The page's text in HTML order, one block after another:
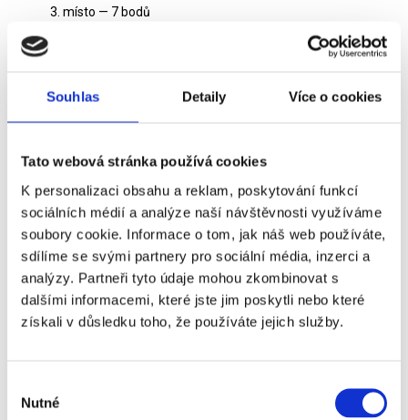
Souhlas Detaily Více o cookies
Tato webová stránka používá cookies
K personalizaci obsahu a reklam, poskytování funkcí
sociálních médií a analýze naší návštěvnosti využíváme
soubory cookie. Informace o tom, jak náš web používáte,
sdílíme se svými partnery pro sociální média, inzerci a
analýzy. Partneři tyto údaje mohou zkombinovat s
dalšími informacemi, které jste jim poskytli nebo které
získali v důsledku toho, že používáte jejich služby.
souhlasu
Nutné
3. místo — 7 bodů
7. místo — 3 body
Neděle
Neděleje hlavním závodním dnem, jedou se závody ve všech
kategoriích, Moto3, Moto2 a MotoGP
. Závod trvá něco kolem 45
minut. Tady se boduje prvních patnáct jezdců. Body jsou
následující:
1. místo — 25 bodů
2. místo — 20 bodů
3. místo — 16 bodů
4. místo — 13 bodů
8. místo — 8 bodů